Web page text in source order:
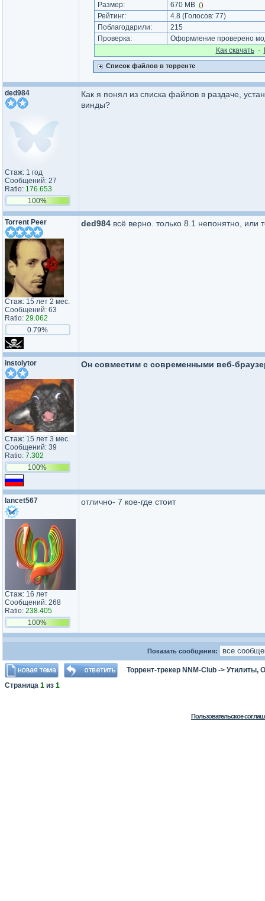
Размер:
670 MB ()
Рейтинг: 4.8 (Голосов: 77)
Поблагодарили:
215
Проверка:
Оформление проверено
Как cкачать·
Список файлов в торренте
ded984
Стаж: 1 год
Сообщений: 27
Ratio: 176.653
100%
Как я понял из списка файлов в раздаче,
винды?
Torrent Peer
Стаж: 15 лет 2 мес.
Сообщений: 63
Ratio: 29.062
0.79%
ded984 всё верно. только 8.1 непонятно, или
instolytor
Стаж: 15 лет 3 мес.
Сообщений: 39
Ratio: 7.302
100%
Он совместим с современными веб-
lancet567
Стаж: 16 лет
Сообщений: 268
Ratio: 238.405
100%
отлично- 7 кое-где стоит
Показать сообщения:
Торрент-трекер NNM-Club -> Утилиты,
Страница 1 из 1
Пользовательское